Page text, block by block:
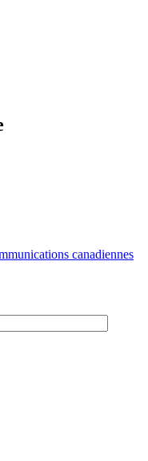
canadiennes